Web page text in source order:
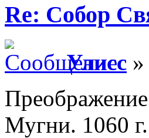
Re: Собор
Улисс
Мугни. 1060